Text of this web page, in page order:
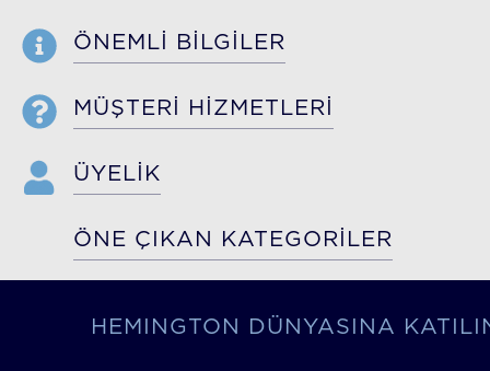
ÖNEMLİ BİLGİLER
MÜŞTERİ HİZMETLERİ
ÜYELİK
ÖNE ÇIKAN KATEGORİLER
HEMINGTON DÜNYASINA